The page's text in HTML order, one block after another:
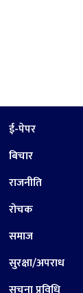
ई-पेपर
बिचार
राजनीति
रोचक
समाज
सुरक्षा/अपराध